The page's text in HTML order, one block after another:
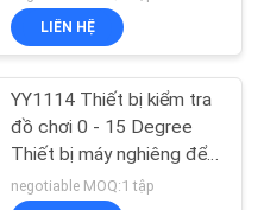
tra lửa
LIÊN HỆ
YY1114 Thiết bị kiểm tra
đồ chơi 0 - 15 Degree
Thiết bị máy nghiêng để
kiểm tra độ ổn định
negotiable MOQ:1 tập